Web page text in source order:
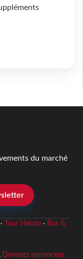
du marché
Tour Hebdo· Bus &
Devenez annonceur